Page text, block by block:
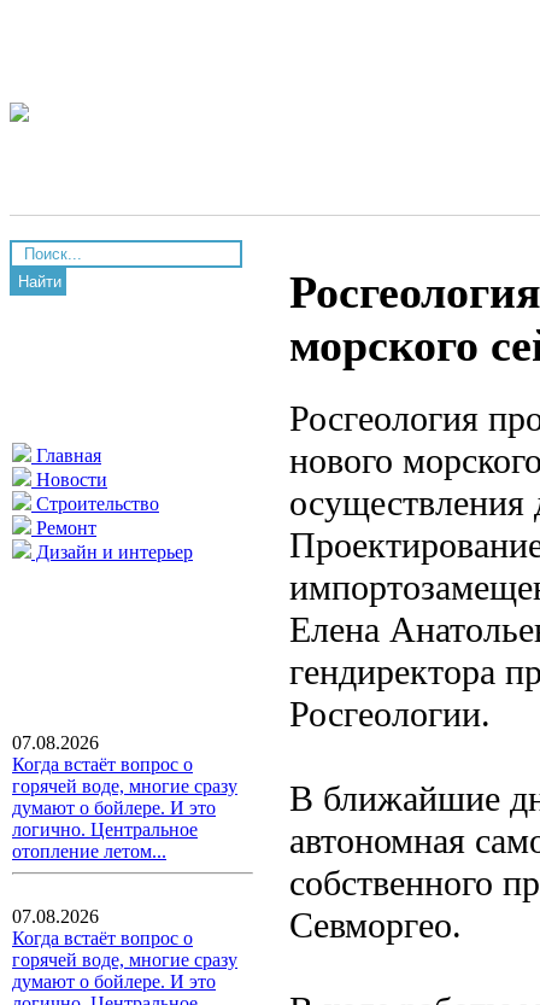
Найти
Главная
Новости
Строительство
Ремонт
Дизайн и интерьер
07.08.2026
Когда встаёт вопрос о
горячей воде, многие сразу
думают о бойлере. И это
логично. Центральное
отопление летом...
07.08.2026
Когда встаёт вопрос о
горячей воде, многие сразу
думают о бойлере. И это
морского
Росгеология
нового
осуществления
Елена
гендиректора
Росгеологии.
В ближайшие
автономная
собственного
Севморгео.